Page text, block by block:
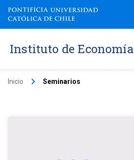
Instituto de Economía
Inicio keyboard_arrow_right Seminarios